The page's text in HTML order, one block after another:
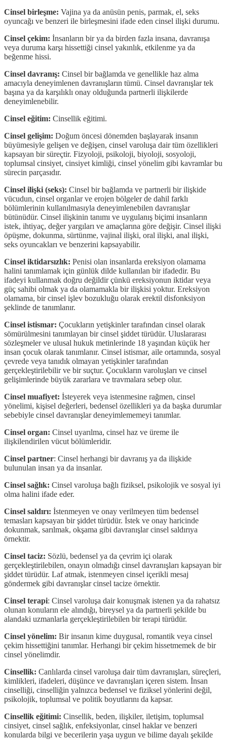
Cinsel birleşme: Vajina ya da anüsün penis, parmak, el, seks
oyuncağı ve benzeri ile birleşmesini ifade eden cinsel ilişki durumu.
Cinsel çekim: İnsanların bir ya da birden fazla insana, davranışa
veya duruma karşı hissettiği cinsel yakınlık, etkilenme ya da
beğenme hissi.
Cinsel davranış: Cinsel bir bağlamda ve genellikle haz alma
amacıyla deneyimlenen davranışların tümü. Cinsel davranışlar tek
başına ya da karşılıklı onay olduğunda partnerli ilişkilerde
deneyimlenebilir.
Cinsel eğitim: Cinsellik eğitimi.
Cinsel gelişim: Doğum öncesi dönemden başlayarak insanın
büyümesiyle gelişen ve değişen, cinsel varoluşa dair tüm özellikleri
kapsayan bir süreçtir. Fizyoloji, psikoloji, biyoloji, sosyoloji,
toplumsal cinsiyet, cinsiyet kimliği, cinsel yönelim gibi kavramlar bu
sürecin parçasıdır.
Cinsel ilişki (seks): Cinsel bir bağlamda ve partnerli bir ilişkide
vücudun, cinsel organlar ve erojen bölgeler de dahil farklı
bölümlerinin kullanılmasıyla deneyimlenebilen davranışlar
bütünüdür. Cinsel ilişkinin tanımı ve uygulanış biçimi insanların
istek, ihtiyaç, değer yargıları ve amaçlarına göre değişir. Cinsel ilişki
öpüşme, dokunma, sürtünme, vajinal ilişki, oral ilişki, anal ilişki,
seks oyuncakları ve benzerini kapsayabilir.
Cinsel iktidarsızlık: Penisi olan insanlarda ereksiyon olamama
halini tanımlamak için günlük dilde kullanılan bir ifadedir. Bu
ifadeyi kullanmak doğru değildir çünkü ereksiyonun iktidar veya
güç sahibi olmak ya da olamamakla bir ilişkisi yoktur. Ereksiyon
olamama, bir cinsel işlev bozukluğu olarak erektil disfonksiyon
şeklinde de tanımlanır.
Cinsel istismar: Çocukların yetişkinler tarafından cinsel olarak
sömürülmesini tanımlayan bir cinsel şiddet türüdür. Uluslararası
sözleşmeler ve ulusal hukuk metinlerinde 18 yaşından küçük her
insan çocuk olarak tanımlanır. Cinsel istismar, aile ortamında, sosyal
çevrede veya tanıdık olmayan yetişkinler tarafından
gerçekleştirilebilir ve bir suçtur. Çocukların varoluşları ve cinsel
gelişimlerinde büyük zararlara ve travmalara sebep olur.
Cinsel muafiyet: İsteyerek veya istenmesine rağmen, cinsel
yönelimi, kişisel değerleri, bedensel özellikleri ya da başka durumlar
sebebiyle cinsel davranışlar deneyimlememeyi tanımlar.
Cinsel organ: Cinsel uyarılma, cinsel haz ve üreme ile
ilişkilendirilen vücut bölümleridir.
Cinsel partner: Cinsel herhangi bir davranış ya da ilişkide
bulunulan insan ya da insanlar.
Cinsel sağlık: Cinsel varoluşa bağlı fiziksel, psikolojik ve sosyal iyi
olma halini ifade eder.
Cinsel saldırı: İstenmeyen ve onay verilmeyen tüm bedensel
temasları kapsayan bir şiddet türüdür. İstek ve onay haricinde
dokunmak, sarılmak, okşama gibi davranışlar cinsel saldırıya
örnektir.
Cinsel taciz: Sözlü, bedensel ya da çevrim içi olarak
gerçekleştirilebilen, onayın olmadığı cinsel davranışları kapsayan bir
şiddet türüdür. Laf atmak, istenmeyen cinsel içerikli mesaj
göndermek gibi davranışlar cinsel tacize örnektir.
Cinsel terapi: Cinsel varoluşa dair konuşmak istenen ya da rahatsız
olunan konuların ele alındığı, bireysel ya da partnerli şekilde bu
alandaki uzmanlarla gerçekleştirilebilen bir terapi türüdür.
Cinsel yönelim: Bir insanın kime duygusal, romantik veya cinsel
çekim hissettiğini tanımlar. Herhangi bir çekim hissetmemek de bir
cinsel yönelimdir.
Cinsellik: Canlılarda cinsel varoluşa dair tüm davranışları, süreçleri,
kimlikleri, ifadeleri, düşünce ve davranışları içeren sistem. İnsan
cinselliği, cinselliğin yalnızca bedensel ve fiziksel yönlerini değil,
psikolojik, toplumsal ve politik boyutlarını da kapsar.
Cinsellik eğitimi: Cinsellik, beden, ilişkiler, iletişim, toplumsal
cinsiyet, cinsel sağlık, enfeksiyonlar, cinsel haklar ve benzeri
konularda bilgi ve becerilerin yaşa uygun ve bilime dayalı şekilde